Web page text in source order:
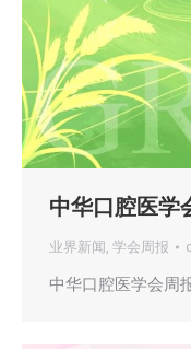
中华口腔医学
业界新闻 , 学会周报
中华口腔医学会周